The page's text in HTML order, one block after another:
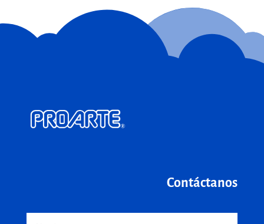
Contáctanos